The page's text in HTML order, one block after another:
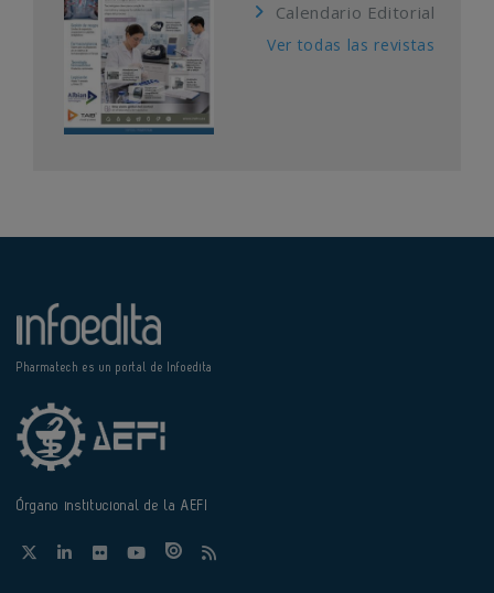
Calendario Editorial
Ver todas las revistas
Pharmatech es un portal de Infoedita
Órgano institucional de la AEFI